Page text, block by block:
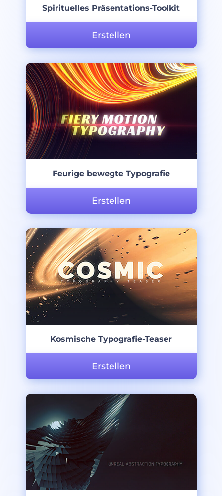
Spirituelles Präsentations-Toolkit
Erstellen
Feurige bewegte Typografie
Erstellen
Kosmische Typografie-Teaser
Erstellen